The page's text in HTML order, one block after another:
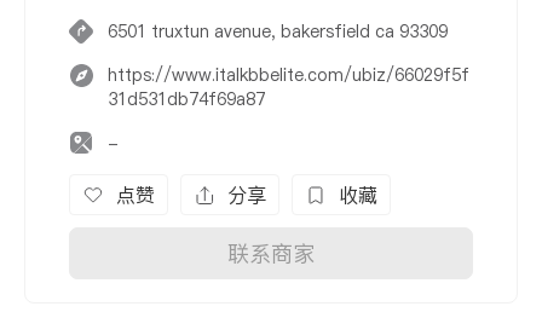
6501 truxtun avenue, bakersfield ca 93309
https://www.italkbbelite.com/ubiz/66029f5f
31d531db74f69a87
-
点赞 分享 收藏
联系商家